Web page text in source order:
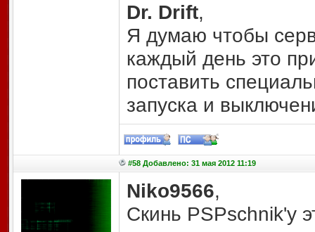
Dr. Drift,
Я думаю чтобы
каждый день это
поставить
запуска и
#58 Добавлено: 31 мая 2012 11:19
Niko9566,
Скинь PSPschnik'у